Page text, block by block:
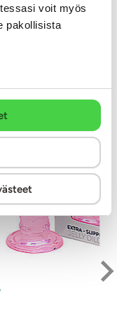
voit myös
pakollisista